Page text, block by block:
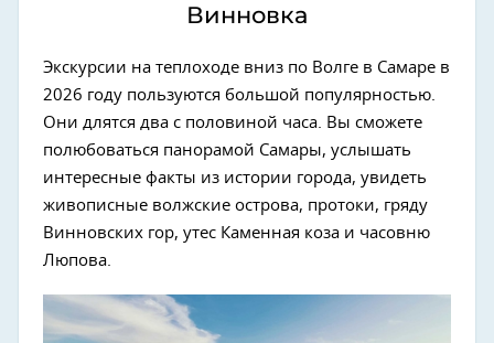
Винновка
Экскурсии на теплоходе вниз по Волге в Самаре в
2026 году пользуются большой популярностью.
Они длятся два с половиной часа. Вы сможете
полюбоваться панорамой Самары, услышать
интересные факты из истории города, увидеть
живописные волжские острова, протоки, гряду
Винновских гор, утес Каменная коза и часовню
Люпова.